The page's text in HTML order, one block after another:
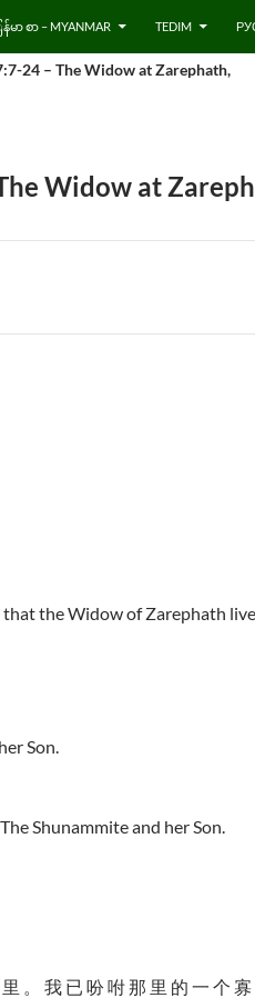
မာ စာ – MYANMAR TEDIM
24 – The Widow at Zarephath,
Widow at
the Widow of Zarephath
Son.
Shunammite and her Son.
。 我 已 吩 咐 那 里 的 一 个 寡